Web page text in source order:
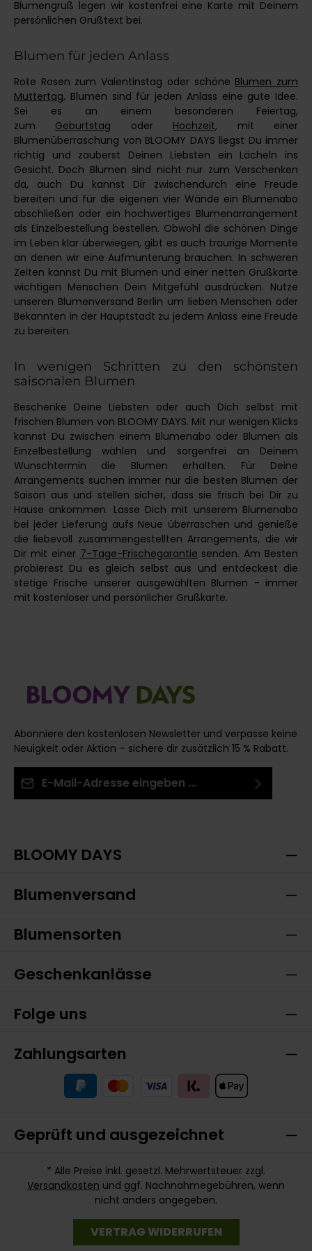
Blumengruß legen wir kostenfrei eine Karte mit Deinem
persönlichen Grußtext bei.
Blumen für jeden Anlass
Rote Rosen zum Valentinstag oder schöne Blumen zum
Muttertag, Blumen sind für jeden Anlass eine gute Idee.
Sei es an einem besonderen Feiertag,
zum Geburtstag oder Hochzeit, mit einer
Blumenüberraschung von BLOOMY DAYS liegst Du immer
richtig und zauberst Deinen Liebsten ein Lächeln ins
Gesicht. Doch Blumen sind nicht nur zum Verschenken
da, auch Du kannst Dir zwischendurch eine Freude
bereiten und für die eigenen vier Wände ein Blumenabo
abschließen oder ein hochwertiges Blumenarrangement
als Einzelbestellung bestellen. Obwohl die schönen Dinge
im Leben klar überwiegen, gibt es auch traurige Momente
an denen wir eine Aufmunterung brauchen. In schweren
Zeiten kannst Du mit Blumen und einer netten Grußkarte
wichtigen Menschen Dein Mitgefühl ausdrücken. Nutze
unseren Blumenversand Berlin um lieben Menschen oder
Bekannten in der Hauptstadt zu jedem Anlass eine Freude
zu bereiten.
In wenigen Schritten zu den schönsten
saisonalen Blumen
Beschenke Deine Liebsten oder auch Dich selbst mit
frischen Blumen von BLOOMY DAYS. Mit nur wenigen Klicks
kannst Du zwischen einem Blumenabo oder Blumen als
Einzelbestellung wählen und sorgenfrei an Deinem
Wunschtermin die Blumen erhalten. Für Deine
Arrangements suchen immer nur die besten Blumen der
Saison aus und stellen sicher, dass sie frisch bei Dir zu
Hause ankommen. Lasse Dich mit unserem Blumenabo
bei jeder Lieferung aufs Neue überraschen und genieße
die liebevoll zusammengestellten Arrangements, die wir
Dir mit einer 7-Tage-Frischegarantie senden. Am Besten
probierest Du es gleich selbst aus und entdeckest die
stetige Frische unserer ausgewählten Blumen - immer
mit kostenloser und persönlicher Grußkarte.
Abonniere den kostenlosen Newsletter und verpasse keine
Neuigkeit oder Aktion – sichere dir zusätzlich 15 % Rabatt.
BLOOMY DAYS
Blumenversand
Blumensorten
Geschenkanlässe
Folge uns
Zahlungsarten
Geprüft und ausgezeichnet
* Alle Preise inkl. gesetzl. Mehrwertsteuer zzgl.
Versandkosten und ggf. Nachnahmegebühren, wenn
nicht anders angegeben.
VERTRAG WIDERRUFEN